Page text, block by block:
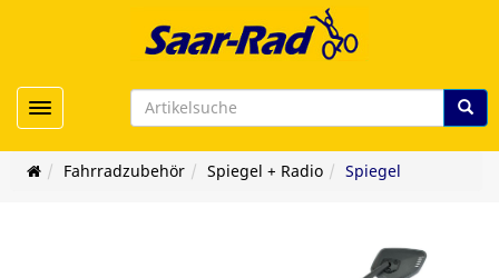
Toggle navigation
Fahrradzubehör Spiegel + Radio Spiegel